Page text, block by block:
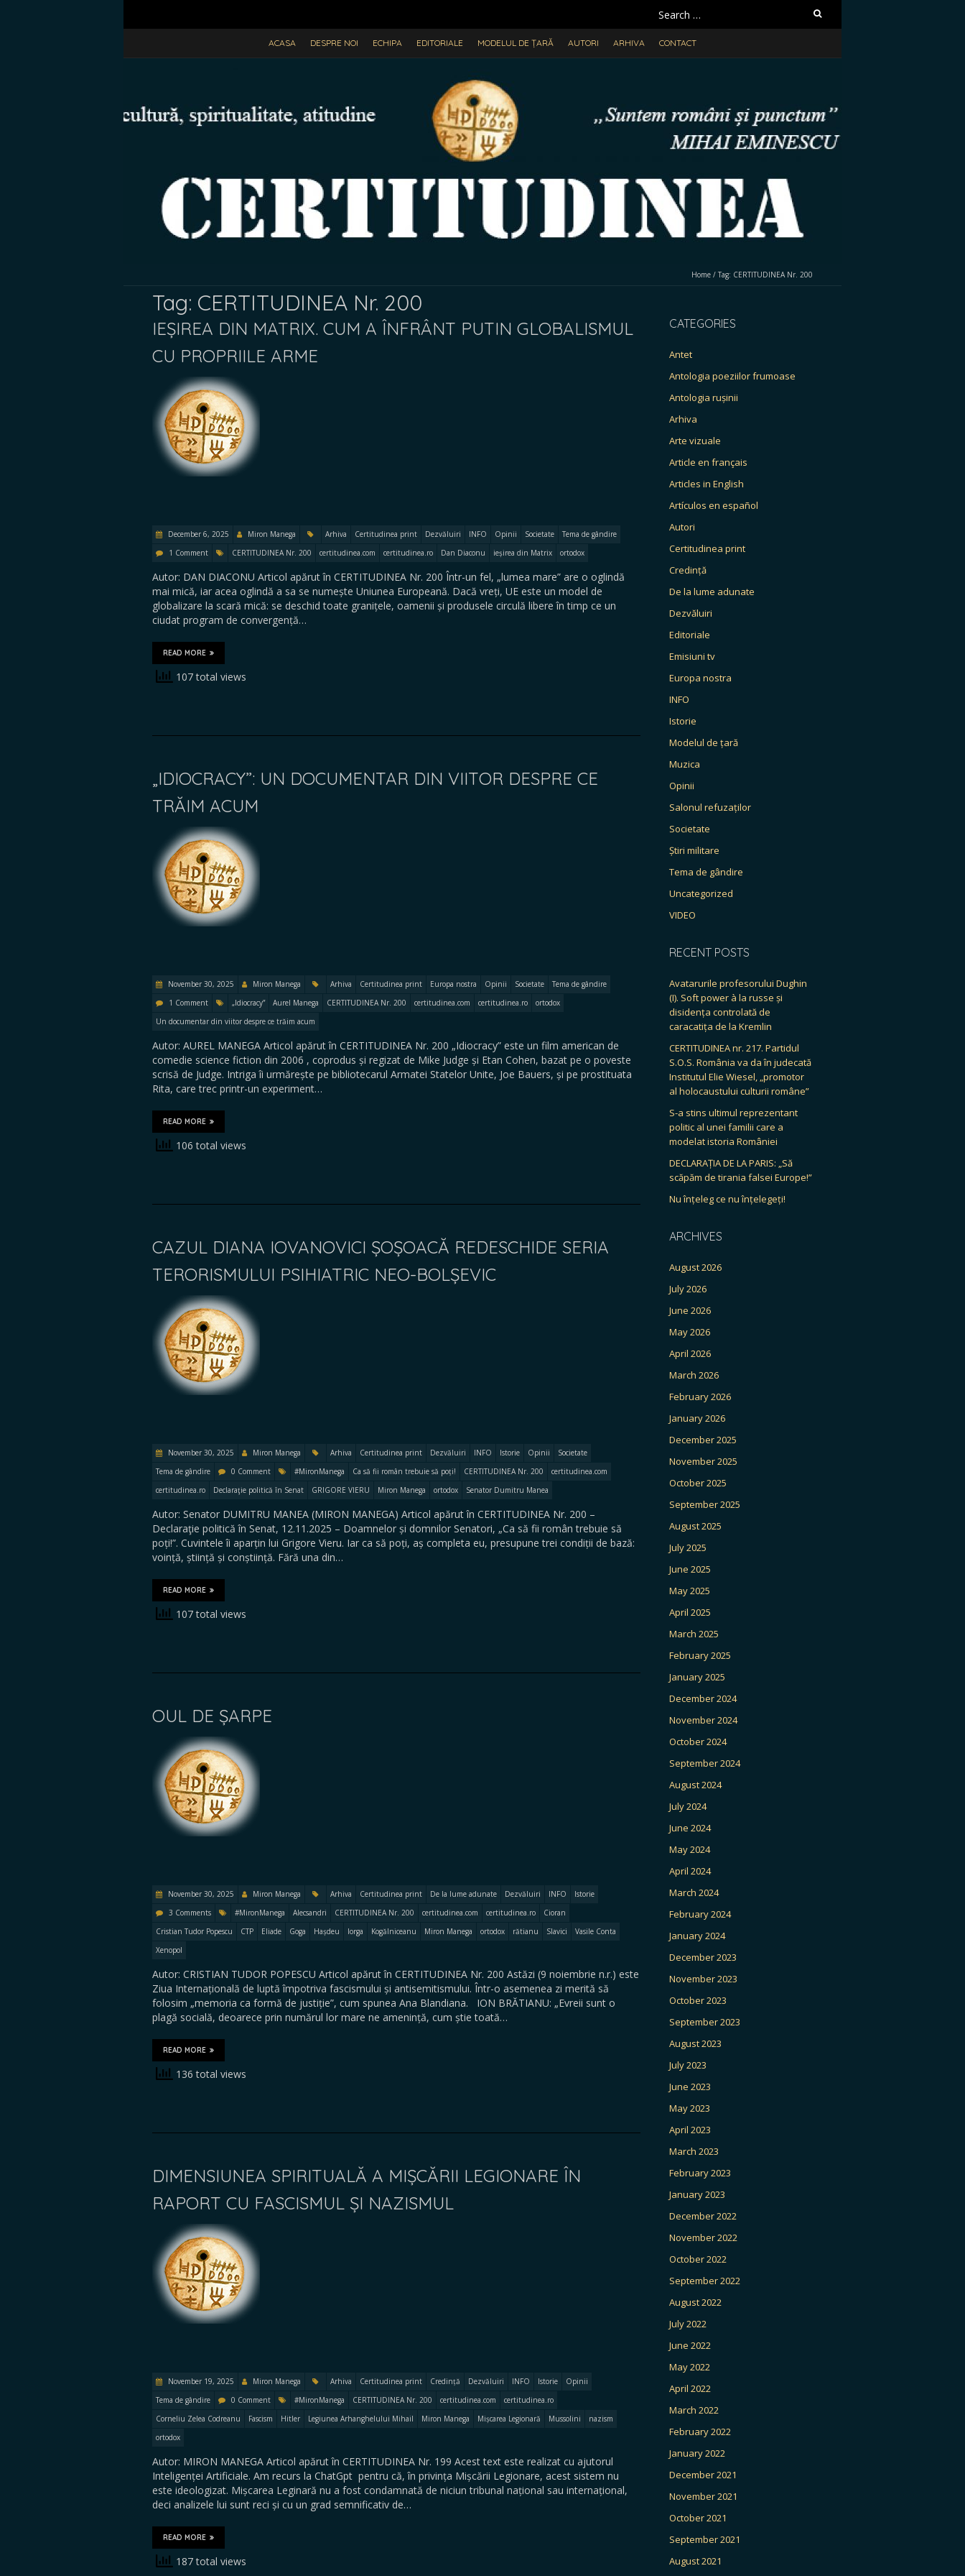
Search
for:
ACASA DESPRE NOI ECHIPA EDITORIALE MODELUL DE ȚARĂ AUTORI ARHIVA CONTACT
Home / Tag: CERTITUDINEA Nr. 200
Tag: CERTITUDINEA Nr. 200
IEȘIREA DIN MATRIX. CUM A ÎNFRÂNT PUTIN GLOBALISMUL
CU PROPRIILE ARME
December 6, 2025 Miron Manega Arhiva Certitudinea print Dezvăluiri INFO Opinii Societate
Tema de gândire
1 Comment
CERTITUDINEA Nr. 200 certitudinea.com certitudinea.ro Dan Diaconu ieșirea din Matrix ortodox
Autor: DAN DIACONU Articol apărut în CERTITUDINEA Nr. 200 Într-un fel, „lumea mare” are o oglindă
mai mică, iar acea oglindă a sa se numește Uniunea Europeană. Dacă vreți, UE este un model de
globalizare la scară mică: se deschid toate granițele, oamenii și produsele circulă libere în timp ce un
ciudat program de convergență…
READ MORE
107 total views
„IDIOCRACY”: UN DOCUMENTAR DIN VIITOR DESPRE CE
TRĂIM ACUM
November 30, 2025 Miron Manega Arhiva Certitudinea print Europa nostra Opinii Societate
Tema de gândire
1 Comment
„Idiocracy” Aurel Manega CERTITUDINEA Nr. 200 certitudinea.com certitudinea.ro
ortodox
Un documentar din viitor despre ce trăim acum
Autor: AUREL MANEGA Articol apărut în CERTITUDINEA Nr. 200 „Idiocracy” este un film american de
comedie science fiction din 2006 , coprodus și regizat de Mike Judge și Etan Cohen, bazat pe o poveste
scrisă de Judge. Intriga îi urmărește pe bibliotecarul Armatei Statelor Unite, Joe Bauers, și pe prostituata
Rita, care trec printr-un experiment…
READ MORE
106 total views
CAZUL DIANA IOVANOVICI ȘOȘOACĂ REDESCHIDE SERIA
TERORISMULUI PSIHIATRIC NEO-BOLȘEVIC
November 30, 2025 Miron Manega Arhiva Certitudinea print Dezvăluiri INFO Istorie Opinii
Societate
Tema de gândire
0 Comment #MironManega Ca să fii român trebuie să poți! CERTITUDINEA Nr. 200
certitudinea.com
certitudinea.ro
Declaraţie politică în Senat GRIGORE VIERU Miron Manega ortodox Senator Dumitru Manea
Autor: Senator DUMITRU MANEA (MIRON MANEGA) Articol apărut în CERTITUDINEA Nr. 200 –
Declaraţie politică în Senat, 12.11.2025 – Doamnelor și domnilor Senatori, „Ca să fii român trebuie să
poți!”. Cuvintele îi aparțin lui Grigore Vieru. Iar ca să poți, aș completa eu, presupune trei condiții de bază:
voință, știință și conștiință. Fără una din…
READ MORE
107 total views
OUL DE ȘARPE
November 30, 2025 Miron Manega Arhiva Certitudinea print De la lume adunate Dezvăluiri INFO
Istorie
3 Comments
#MironManega Alecsandri CERTITUDINEA Nr. 200 certitudinea.com certitudinea.ro
Cioran
Cristian Tudor Popescu
CTP Eliade Goga Hașdeu Iorga Kogălniceanu Miron Manega ortodox rătianu Slavici
Vasile Conta
Xenopol
Autor: CRISTIAN TUDOR POPESCU Articol apărut în CERTITUDINEA Nr. 200 Astăzi (9 noiembrie n.r.) este
Ziua Internațională de luptă împotriva fascismului și antisemitismului. Într-o asemenea zi merită să
folosim „memoria ca formă de justiție”, cum spunea Ana Blandiana. ION BRĂTIANU: „Evreii sunt o
plagă socială, deoarece prin numărul lor mare ne amenință, cum știe toată…
READ MORE
136 total views
DIMENSIUNEA SPIRITUALĂ A MIȘCĂRII LEGIONARE ÎN
RAPORT CU FASCISMUL ȘI NAZISMUL
November 19, 2025 Miron Manega Arhiva Certitudinea print Credință Dezvăluiri INFO Istorie
Opinii
Tema de gândire
0 Comment #MironManega CERTITUDINEA Nr. 200 certitudinea.com
certitudinea.ro
Corneliu Zelea Codreanu
Fascism Hitler Legiunea Arhanghelului Mihail Miron Manega Mișcarea Legionară Mussolini
nazism
ortodox
Autor: MIRON MANEGA Articol apărut în CERTITUDINEA Nr. 199 Acest text este realizat cu ajutorul
Inteligenței Artificiale. Am recurs la ChatGpt pentru că, în privința Mișcării Legionare, acest sistem nu
este ideologizat. Mișcarea Leginară nu a fost condamnată de niciun tribunal național sau internațional,
deci analizele lui sunt reci și cu un grad semnificativ de…
READ MORE
187 total views
CATEGORIES
Antet
Antologia poeziilor frumoase
Antologia rușinii
Arhiva
Arte vizuale
Article en français
Articles in English
Artículos en español
Autori
Certitudinea print
Credință
De la lume adunate
Dezvăluiri
Editoriale
Emisiuni tv
Europa nostra
INFO
Istorie
Modelul de țară
Muzica
Opinii
Salonul refuzaților
Societate
Știri militare
Tema de gândire
Uncategorized
VIDEO
RECENT POSTS
Avatarurile profesorului Dughin
(I). Soft power à la russe și
disidența controlată de
caracatița de la Kremlin
CERTITUDINEA nr. 217. Partidul
S.O.S. România va da în judecată
Institutul Elie Wiesel, „promotor
al holocaustului culturii române”
S-a stins ultimul reprezentant
politic al unei familii care a
modelat istoria României
DECLARAȚIA DE LA PARIS: „Să
scăpăm de tirania falsei Europe!”
Nu înțeleg ce nu înțelegeți!
ARCHIVES
August 2026
July 2026
June 2026
May 2026
April 2026
March 2026
February 2026
January 2026
December 2025
November 2025
October 2025
September 2025
August 2025
July 2025
June 2025
May 2025
April 2025
March 2025
February 2025
January 2025
December 2024
November 2024
October 2024
September 2024
August 2024
July 2024
June 2024
May 2024
April 2024
March 2024
February 2024
January 2024
December 2023
November 2023
October 2023
September 2023
August 2023
July 2023
June 2023
May 2023
April 2023
March 2023
February 2023
January 2023
December 2022
November 2022
October 2022
September 2022
August 2022
July 2022
June 2022
May 2022
April 2022
March 2022
February 2022
January 2022
December 2021
November 2021
October 2021
September 2021
August 2021